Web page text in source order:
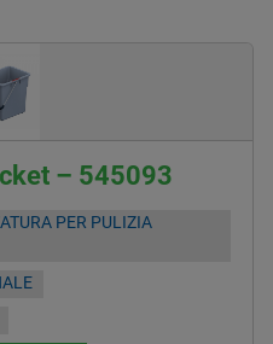
– 545093
PER PULIZIA